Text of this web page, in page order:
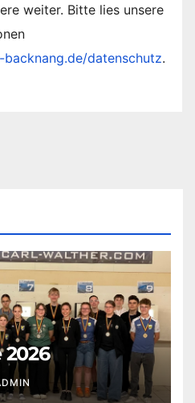
weiter. Bitte lies unsere
datenschutz.